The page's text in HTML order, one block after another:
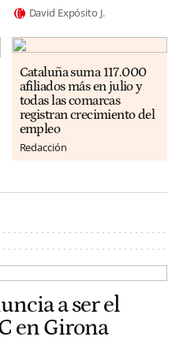
David Expósito J.
Cataluña suma 117.000
afiliados más en julio y
todas las comarcas
registran crecimiento del
empleo
Redacción
a ser el
en Girona